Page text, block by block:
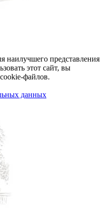
наилучшего представления
этот сайт, вы
файлов.
данных